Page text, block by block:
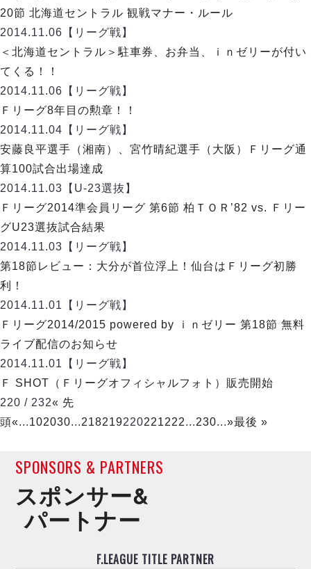
選手の通算記録（Ｆ２）
ヴォスクオーレ仙台
マルバ水戸FC
リガーレヴィア葛飾
Y．S．C．C．横浜
ヴィンセドール白山
アグレミーナ浜松
デウソン神戸
ポルセイド浜田
ミラクルスマイル新居浜
20節 北海道セントラル 観戦マナー・ルール
2014.11.06 【リーグ戦】
＜北海道セントラル＞駐車券、お弁当、ｉｎゼリーが付い
てくる！！
2014.11.06 【リーグ戦】
Ｆリーグ8年目の勲章！！
2014.11.04 【リーグ戦】
安藤良平選手（湘南）、宮竹晴紀選手（大阪）Ｆリーグ通
算100試合出場達成
2014.11.03 【U-23選抜】
Ｆリーグ2014準会員リーグ 第6節 柏ＴＯＲ’82 vs. Ｆリー
グU23選抜試合結果
2014.11.03 【リーグ戦】
第18節レビュー：大分が首位浮上！仙台はＦリーグ初勝
利！
2014.11.01
【リーグ戦】
Ｆリーグ2014/2015 powered by ｉｎゼリー 第18節 無料
ライブ配信のお知らせ
2014.11.01
【リーグ戦】
Ｆ SHOT（Ｆリーグオフィシャルフォト）販売開始
220 / 232« 先
頭«...102030...218219220221222...230...»最後 »
SPONSORS & PARTNERS
スポンサー&
パートナー
F.LEAGUE TITLE PARTNER